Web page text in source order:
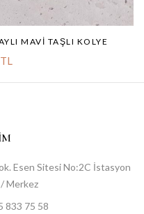
MAVI TAŞLI KOLYE
Esen Sitesi No:2C İstasyon
Merkez
833 75 58